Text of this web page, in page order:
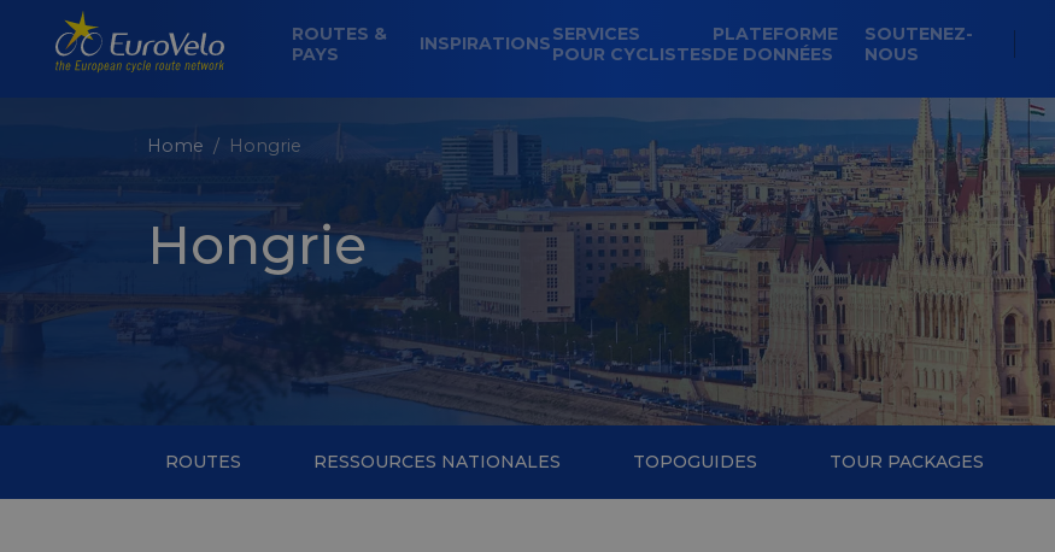
ROUTES &
PAYS
INSPIRATIONSSERVICES
POUR CYCLISTES
PLATEFORME
DE DONNÉES
SOUTENEZ-
NOUS
Home Hongrie
Hongrie
ROUTES RESSOURCES NATIONALES TOPOGUIDES TOUR PACKAGES